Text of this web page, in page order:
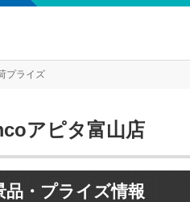
プライズ
アピタ富山店
品・プライズ情報